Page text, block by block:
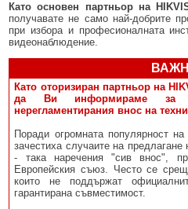
Като основен партньор на
получавате не само най-добрите
при избора и професионалната
видеонаблюдение.
Като оторизиран партньор на
да Ви информираме за
нерегламентирания внос на
Поради огромната популярност
зачестиха случаите на
- така наречения "сив внос",
Европейския съюз. Често се
които не поддържат
гарантирана съвместимост.